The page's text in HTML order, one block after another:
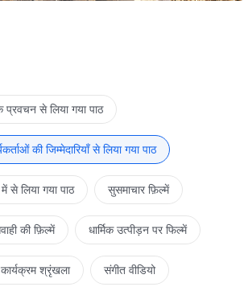
से लिया गया पाठ
की जिम्मेदारियाँ से लिया गया पाठ
लिया गया पाठ सुसमाचार फ़िल्में
की फ़िल्में धार्मिक उत्पीड़न पर फिल्में
श्रृंखला संगीत वीडियो